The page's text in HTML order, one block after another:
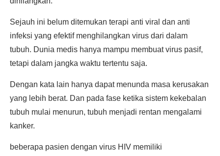
Sejauh ini belum ditemukan terapi anti viral dan anti
infeksi yang efektif menghilangkan virus dari dalam
tubuh. Dunia medis hanya mampu membuat virus pasif,
tetapi dalam jangka waktu tertentu saja.
Dengan kata lain hanya dapat menunda masa kerusakan
yang lebih berat. Dan pada fase ketika sistem kekebalan
tubuh mulai menurun, tubuh menjadi rentan mengalami
kanker.
beberapa pasien dengan virus HIV memiliki